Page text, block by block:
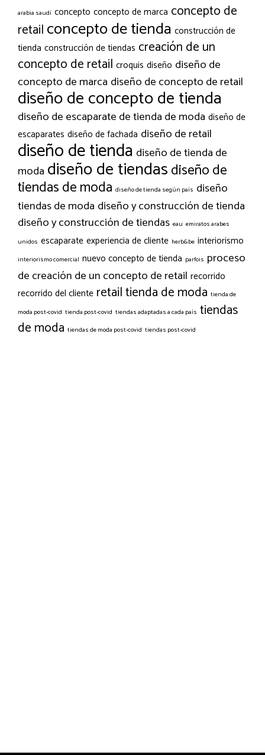
arabia saudí concepto concepto de marca concepto de
retail concepto de tienda construcción de
tienda construcción de tiendas creación de un
concepto de retail croquis diseño diseño de
concepto de marca diseño de concepto de retail
diseño de concepto de tienda
diseño de escaparate de tienda de moda diseño de
escaparates diseño de fachada diseño de retail
diseño de tienda diseño de tienda de
moda diseño de tiendasdiseño de
tiendas de moda diseño de tienda según país diseño
tiendas de moda diseño y construcción de tienda
diseño y construcción de tiendas eau emiratos arabes
unidos escaparate experiencia de cliente herb&be interiorismo
interiorismo comercial nuevo concepto de tienda parfois proceso
de creación de un concepto de retail recorrido
recorrido del cliente retailtienda de moda tienda de
moda post-covid tienda post-covid tiendas adaptadas a cada país tiendas
de moda tiendas de moda post-covid tiendas post-covid